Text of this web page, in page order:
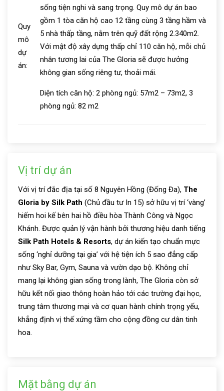
Quy
mô
dự
án:
sống tiện nghi và sang trọng. Quy mô dự án bao
gồm 1 tòa căn hộ cao 12 tầng cùng 3 tầng hầm và
5 nhà thấp tầng, nằm trên quỹ đất rộng 2.340m2.
Với mật độ xây dựng thấp chỉ 110 căn hộ, mỗi chủ
nhân tương lai của The Gloria sẽ được hưởng
không gian sống riêng tư, thoải mái.
Diện tích căn hộ: 2 phòng ngủ: 57m2 – 73m2, 3
phòng ngủ: 82 m2
Vị trí dự án
Với vị trí đắc địa tại số 8 Nguyên Hồng (Đống Đa), The
Gloria by Silk Path (Chủ đầu tư In 15) sở hữu vị trí ‘vàng’
hiếm hoi kế bên hai hồ điều hòa Thành Công và Ngọc
Khánh. Được quản lý vận hành bởi thương hiệu danh tiếng
Silk Path Hotels & Resorts, dự án kiến tạo chuẩn mực
sống ‘nghỉ dưỡng tại gia’ với hệ tiện ích 5 sao đẳng cấp
như Sky Bar, Gym, Sauna và vườn dạo bộ. Không chỉ
mang lại không gian sống trong lành, The Gloria còn sở
hữu kết nối giao thông hoàn hảo tới các trường đại học,
trung tâm thương mại và cơ quan hành chính trọng yếu,
khẳng định vị thế xứng tầm cho cộng đồng cư dân tinh
hoa.
Mặt bằng dự án